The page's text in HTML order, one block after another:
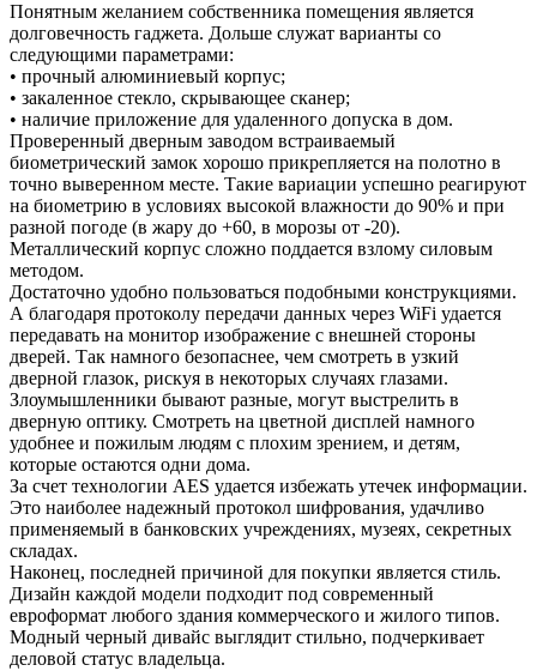
Понятным желанием собственника помещения является
долговечность гаджета. Дольше служат варианты со
следующими параметрами:
• прочный алюминиевый корпус;
• закаленное стекло, скрывающее сканер;
• наличие приложение для удаленного допуска в дом.
Проверенный дверным заводом встраиваемый
биометрический замок хорошо прикрепляется на полотно в
точно выверенном месте. Такие вариации успешно реагируют
на биометрию в условиях высокой влажности до 90% и при
разной погоде (в жару до +60, в морозы от -20).
Металлический корпус сложно поддается взлому силовым
методом.
Достаточно удобно пользоваться подобными конструкциями.
А благодаря протоколу передачи данных через WiFi удается
передавать на монитор изображение с внешней стороны
дверей. Так намного безопаснее, чем смотреть в узкий
дверной глазок, рискуя в некоторых случаях глазами.
Злоумышленники бывают разные, могут выстрелить в
дверную оптику. Смотреть на цветной дисплей намного
удобнее и пожилым людям с плохим зрением, и детям,
которые остаются одни дома.
За счет технологии AES удается избежать утечек информации.
Это наиболее надежный протокол шифрования, удачливо
применяемый в банковских учреждениях, музеях, секретных
складах.
Наконец, последней причиной для покупки является стиль.
Дизайн каждой модели подходит под современный
евроформат любого здания коммерческого и жилого типов.
Модный черный дивайс выглядит стильно, подчеркивает
деловой статус владельца.